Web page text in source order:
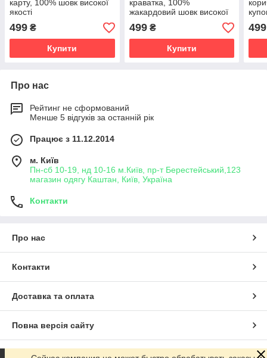
карту, 100% шовк високої
якості
499 ₴
Купити
краватка, 100%
жакардовий шовк високої
якості
499₴
Купити
499
Про нас
Рейтинг не сформований
Менше 5 відгуків за останній рік
Працює з 11.12.2014
м. Київ
Пн-сб 10-19, нд 10-16 м.Київ, пр-т Берестейський,123
магазин одягу Каштан, Київ, Україна
Контакти
Про нас
Контакти
Доставка та оплата
Повна версія сайту
Сайт створено на маркетплейсі Prom.ua